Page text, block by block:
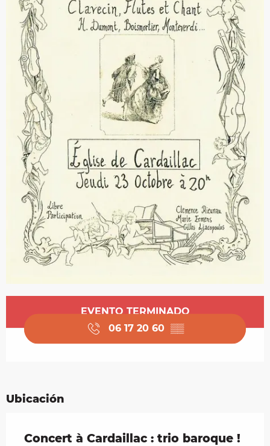
Horarios y datos de contacto
EVENTO TERMINADO
06 17 20 60 ▒▒
Ubicación
Concert à Cardaillac : trio baroque !